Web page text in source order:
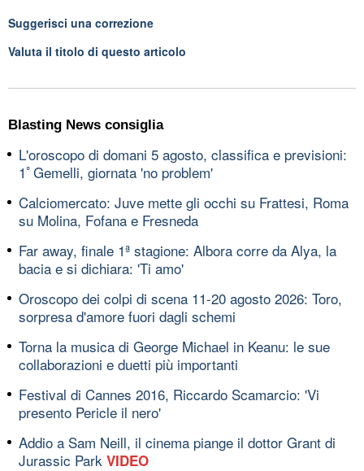
Suggerisci una correzione
Valuta il titolo di questo articolo
Blasting News consiglia
L'oroscopo di domani 5 agosto, classifica e previsioni:
1ﾟGemelli, giornata 'no problem'
Calciomercato: Juve mette gli occhi su Frattesi, Roma
su Molina, Fofana e Fresneda
Far away, finale 1ª stagione: Albora corre da Alya, la
bacia e si dichiara: 'Ti amo'
Oroscopo dei colpi di scena 11-20 agosto 2026: Toro,
sorpresa d'amore fuori dagli schemi
Torna la musica di George Michael in Keanu: le sue
collaborazioni e duetti più importanti
Festival di Cannes 2016, Riccardo Scamarcio: 'Vi
presento Pericle il nero'
Addio a Sam Neill, il cinema piange il dottor Grant di
Jurassic Park VIDEO